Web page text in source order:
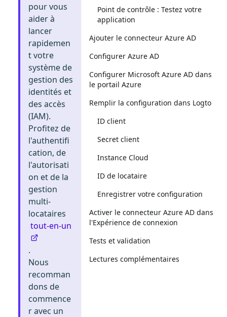
pour vous
aider à
lancer
rapidemen
t votre
système de
gestion des
identités et
des accès
(IAM).
Profitez de
l'authentifi
cation, de
l'autorisati
on et de la
gestion
multi-
locataires
tout-en-un
.
Nous
recomman
dons de
commence
r avec un
Point de contrôle : Testez votre
application
Ajouter le connecteur Azure AD
Configurer Azure AD
Configurer Microsoft Azure AD dans
le portail Azure
Remplir la configuration dans Logto
ID client
Secret client
Instance Cloud
ID de locataire
Enregistrer votre configuration
Activer le connecteur Azure AD dans
l'Expérience de connexion
Tests et validation
Lectures complémentaires